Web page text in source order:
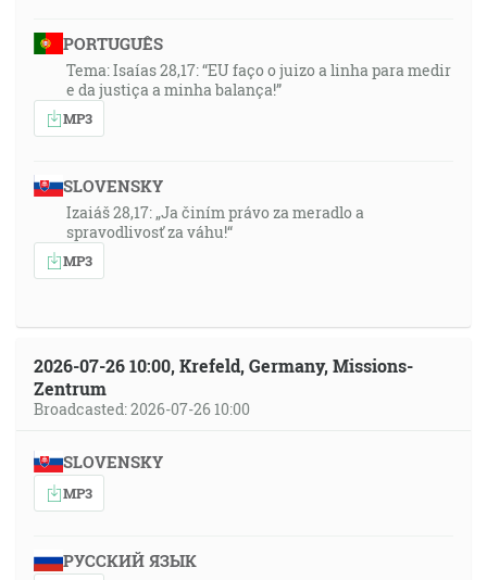
PORTUGUÊS
Tema: Isaías 28,17: “EU faço o juizo a linha para medir
e da justiça a minha balança!”
MP3
SLOVENSKY
Izaiáš 28,17: „Ja činím právo za meradlo a
spravodlivosť za váhu!“
MP3
2026-07-26 10:00, Krefeld, Germany, Missions-
Zentrum
Broadcasted: 2026-07-26 10:00
SLOVENSKY
MP3
РУССКИЙ ЯЗЫК